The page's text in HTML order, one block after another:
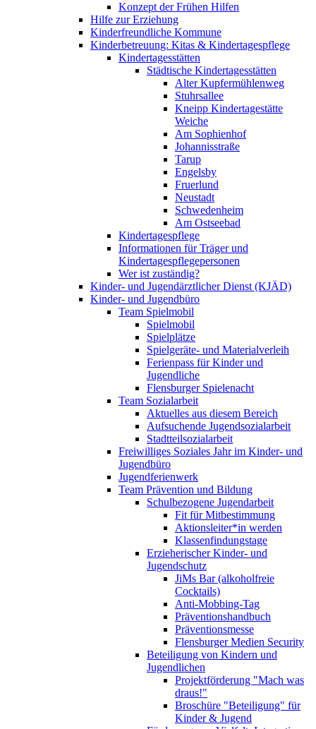
Konzept der Frühen Hilfen
Hilfe zur Erziehung
Kinderfreundliche Kommune
Kinderbetreuung: Kitas & Kindertagespflege
Kindertagesstätten
Städtische Kindertagesstätten
Alter Kupfermühlenweg
Stuhrsallee
Kneipp Kindertagestätte
Weiche
Am Sophienhof
Johannisstraße
Tarup
Engelsby
Fruerlund
Neustadt
Schwedenheim
Am Ostseebad
Kindertagespflege
Informationen für Träger und
Kindertagespflegepersonen
Wer ist zuständig?
Kinder- und Jugendärztlicher Dienst (KJÄD)
Kinder- und Jugendbüro
Team Spielmobil
Spielmobil
Spielplätze
Spielgeräte- und Materialverleih
Ferienpass für Kinder und
Jugendliche
Flensburger Spielenacht
Team Sozialarbeit
Aktuelles aus diesem Bereich
Aufsuchende Jugendsozialarbeit
Stadtteilsozialarbeit
Freiwilliges Soziales Jahr im Kinder- und
Jugendbüro
Jugendferienwerk
Team Prävention und Bildung
Schulbezogene Jugendarbeit
Fit für Mitbestimmung
Aktionsleiter*in werden
Klassenfindungstage
Erzieherischer Kinder- und
Jugendschutz
JiMs Bar (alkoholfreie
Cocktails)
Anti-Mobbing-Tag
Präventionshandbuch
Präventionsmesse
Flensburger Medien Security
Beteiligung von Kindern und
Jugendlichen
Projektförderung "Mach was
draus!"
Broschüre "Beteiligung" für
Kinder & Jugend